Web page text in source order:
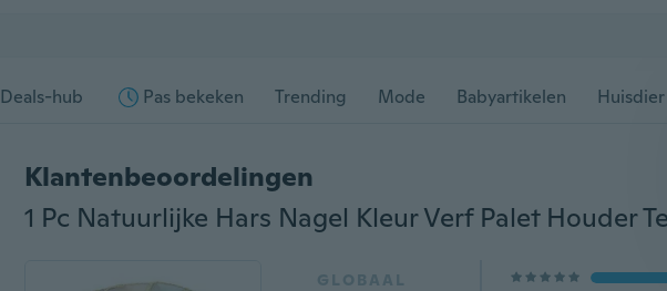
Deals-hub Pas bekeken Trending Mode Babyartikelen
Klantenbeoordelingen
GLOBAAL